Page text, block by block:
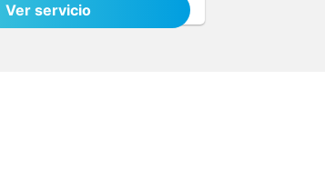
Ver servicio